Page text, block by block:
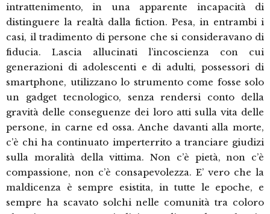
intrattenimento, in una apparente incapacità di
distinguere la realtà dalla fiction. Pesa, in entrambi i
casi, il tradimento di persone che si consideravano di
fiducia. Lascia allucinati l’incoscienza con cui
generazioni di adolescenti e di adulti, possessori di
smartphone, utilizzano lo strumento come fosse solo
un gadget tecnologico, senza rendersi conto della
gravità delle conseguenze dei loro atti sulla vita delle
persone, in carne ed ossa. Anche davanti alla morte,
c’è chi ha continuato imperterrito a tranciare giudizi
sulla moralità della vittima. Non c’è pietà, non c’è
compassione, non c’è consapevolezza. E’ vero che la
maldicenza è sempre esistita, in tutte le epoche, e
sempre ha scavato solchi nelle comunità tra coloro